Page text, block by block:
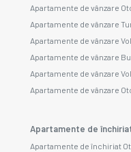
Apartamente de vânzare
Apartamente de vânzare
Apartamente de vânzare
Apartamente de vânzare
Apartamente de vânzare
Apartamente de vânzare
Apartamente de
Apartamente de închiriat